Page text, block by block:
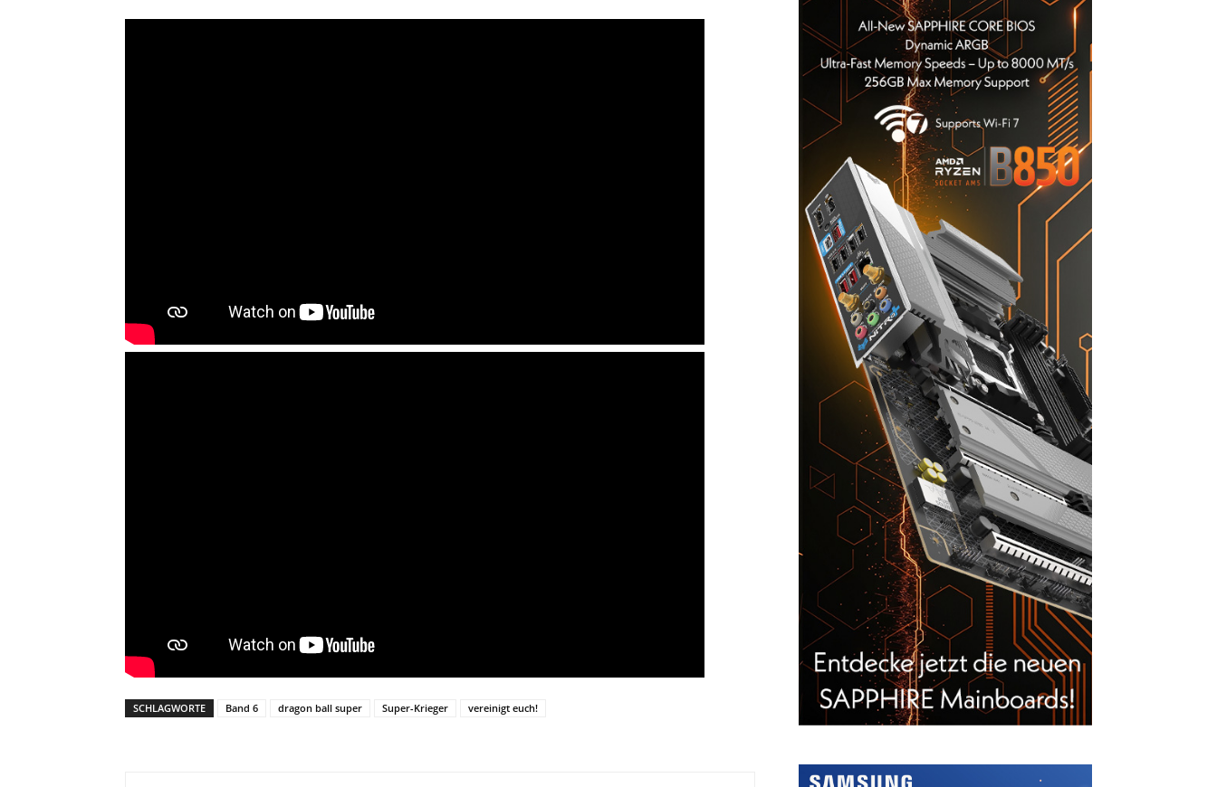
SCHLAGWORTE Band 6 dragon ball super Super-Krieger vereinigt euch!